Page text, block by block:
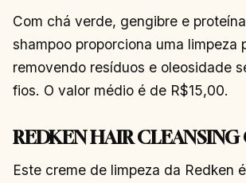
Com chá verde, gengibre e
shampoo proporciona uma limpeza
removendo resíduos e oleosidade
fios. O valor médio é de R$15,00.
REDKEN HAIR CLEANSING
Este creme de limpeza da Redken